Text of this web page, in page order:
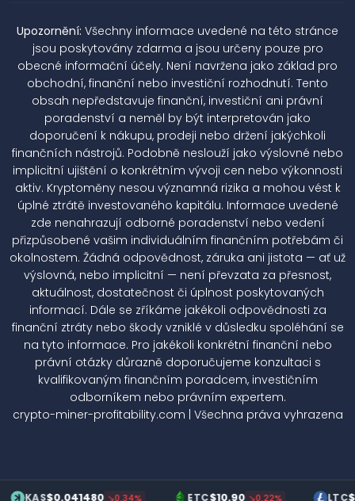
Upozornění: Všechny informace uvedené na této stránce
jsou poskytovány zdarma a jsou určeny pouze pro
obecné informační účely. Není navržena jako základ pro
obchodní, finanční nebo investiční rozhodnutí. Tento
obsah nepředstavuje finanční, investiční ani právní
poradenství a neměl by být interpretován jako
doporučení k nákupu, prodeji nebo držení jakýchkoli
finančních nástrojů. Podobně neslouží jako výslovné nebo
implicitní ujištění o konkrétním vývoji cen nebo výkonnosti
aktiv. Kryptoměny nesou významná rizika a mohou vést k
úplné ztrátě investovaného kapitálu. Informace uvedené
zde nenahrazují odborné poradenství nebo vedení
přizpůsobené vašim individuálním finančním potřebám či
okolnostem. Žádná odpovědnost, záruka ani jistota — ať už
výslovná, nebo implicitní — není převzata za přesnost,
aktuálnost, dostatečnost či úplnost poskytovaných
informací. Dále se zříkáme jakékoli odpovědnosti za
finanční ztráty nebo škody vzniklé v důsledku spoléhání se
na tyto informace. Pro jakékoli konkrétní finanční nebo
právní otázky důrazně doporučujeme konzultaci s
kvalifikovaným finančním poradcem, investičním
odborníkem nebo právním expertem.
crypto-miner-profitability.com | Všechna práva vyhrazena
$0.041480 ↘0.34% ETC$10.90 ↘0.22% LTC